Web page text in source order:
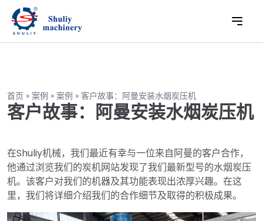
首页 » 案例 » 案例 » 客户故事：阿曼安装水烟炭压机
客户故事：阿曼安装水烟炭压机
在Shuliy机械，我们最近有幸与一位来自阿曼的客户合作，
他通过浏览我们的炭机网站发现了我们最新型号的水烟炭压
机。该客户对我们的机器及其功能表现出浓厚兴趣。在这
里，我们将详细介绍我们的合作细节及取得的积极成果。